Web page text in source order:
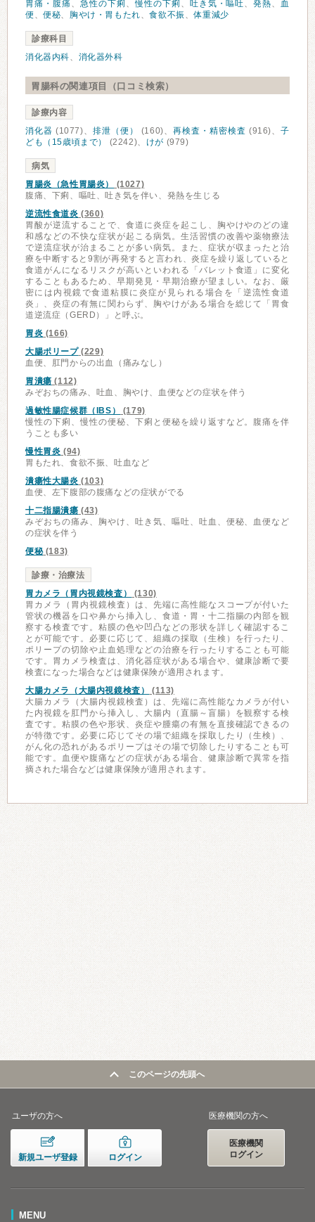
胃痛・腹痛 、 急性の下痢 、慢性の下痢 、 吐き気・嘔吐、発熱、 血
便、便秘、 胸やけ・胃もたれ、食欲不振 、体重減少
診療科目
消化器内科、 消化器外科
胃腸科の関連項目（口コミ検索）
診療内容
消化器 (1077)、 排泄（便） (160)、再検査・精密検査 (916)、子
ども（15歳頃まで）
(2242)、 けが (979)
病気
胃腸炎（急性胃腸炎）
(1027)
腹痛、下痢、嘔吐、吐き気を伴い、発熱を生じる
逆流性食道炎 (360)
胃酸が逆流することで、食道に炎症を起こし、胸やけやのどの違
和感などの不快な症状が起こる病気。生活習慣の改善や薬物療法
で逆流症状が治まることが多い病気。また、症状が収まったと治
療を中断すると9割が再発すると言われ、炎症を繰り返していると
食道がんになるリスクが高いといわれる「バレット食道」に変化
することもあるため、早期発見・早期治療が望ましい。なお、厳
密には内視鏡で食道粘膜に炎症が見られる場合を「逆流性食道
炎」、炎症の有無に関わらず、胸やけがある場合を総じて「胃食
道逆流症（GERD）」と呼ぶ。
胃炎 (166)
大腸ポリープ(229)
血便、肛門からの出血（痛みなし）
胃潰瘍 (112)
みぞおちの痛み、吐血、胸やけ、血便などの症状を伴う
過敏性腸症候群（IBS）
(179)
慢性の下痢、慢性の便秘、下痢と便秘を繰り返すなど。腹痛を伴
うことも多い
慢性胃炎 (94)
胃もたれ、食欲不振、吐血など
潰瘍性大腸炎 (103)
血便、左下腹部の腹痛などの症状がでる
十二指腸潰瘍 (43)
みぞおちの痛み、胸やけ、吐き気、嘔吐、吐血、便秘、血便など
の症状を伴う
便秘(183)
診療・治療法
胃カメラ（胃内視鏡検査）
(130)
胃カメラ（胃内視鏡検査）は、先端に高性能なスコープが付いた
管状の機器を口や鼻から挿入し、食道・胃・十二指腸の内部を観
察する検査です。粘膜の色や凹凸などの形状を詳しく確認するこ
とが可能です。必要に応じて、組織の採取（生検）を行ったり、
ポリープの切除や止血処理などの治療を行ったりすることも可能
です。胃カメラ検査は、消化器症状がある場合や、健康診断で要
検査になった場合などは健康保険が適用されます。
大腸カメラ（大腸内視鏡検査）
(113)
大腸カメラ（大腸内視鏡検査）は、先端に高性能なカメラが付い
た内視鏡を肛門から挿入し、大腸内（直腸～盲腸）を観察する検
査です。粘膜の色や形状、炎症や腫瘍の有無を直接確認できるの
が特徴です。必要に応じてその場で組織を採取したり（生検）、
がん化の恐れがあるポリープはその場で切除したりすることも可
能です。血便や腹痛などの症状がある場合、健康診断で異常を指
摘された場合などは健康保険が適用されます。
このページの先頭へ
ユーザの方へ
新規ユーザ登録 ログイン
医療機関の方へ
医療機関
ログイン
MENU